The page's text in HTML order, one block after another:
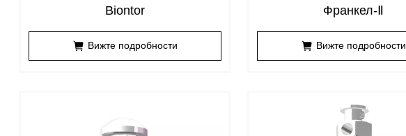
Biontor
Вижте подробности
Франкел-Ⅱ
Вижте подробности